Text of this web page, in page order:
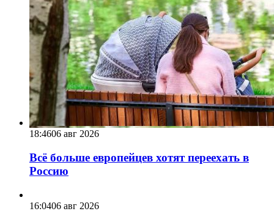
18:4606 авг 2026
Всё больше европейцев хотят переехать в
Россию
16:0406 авг 2026